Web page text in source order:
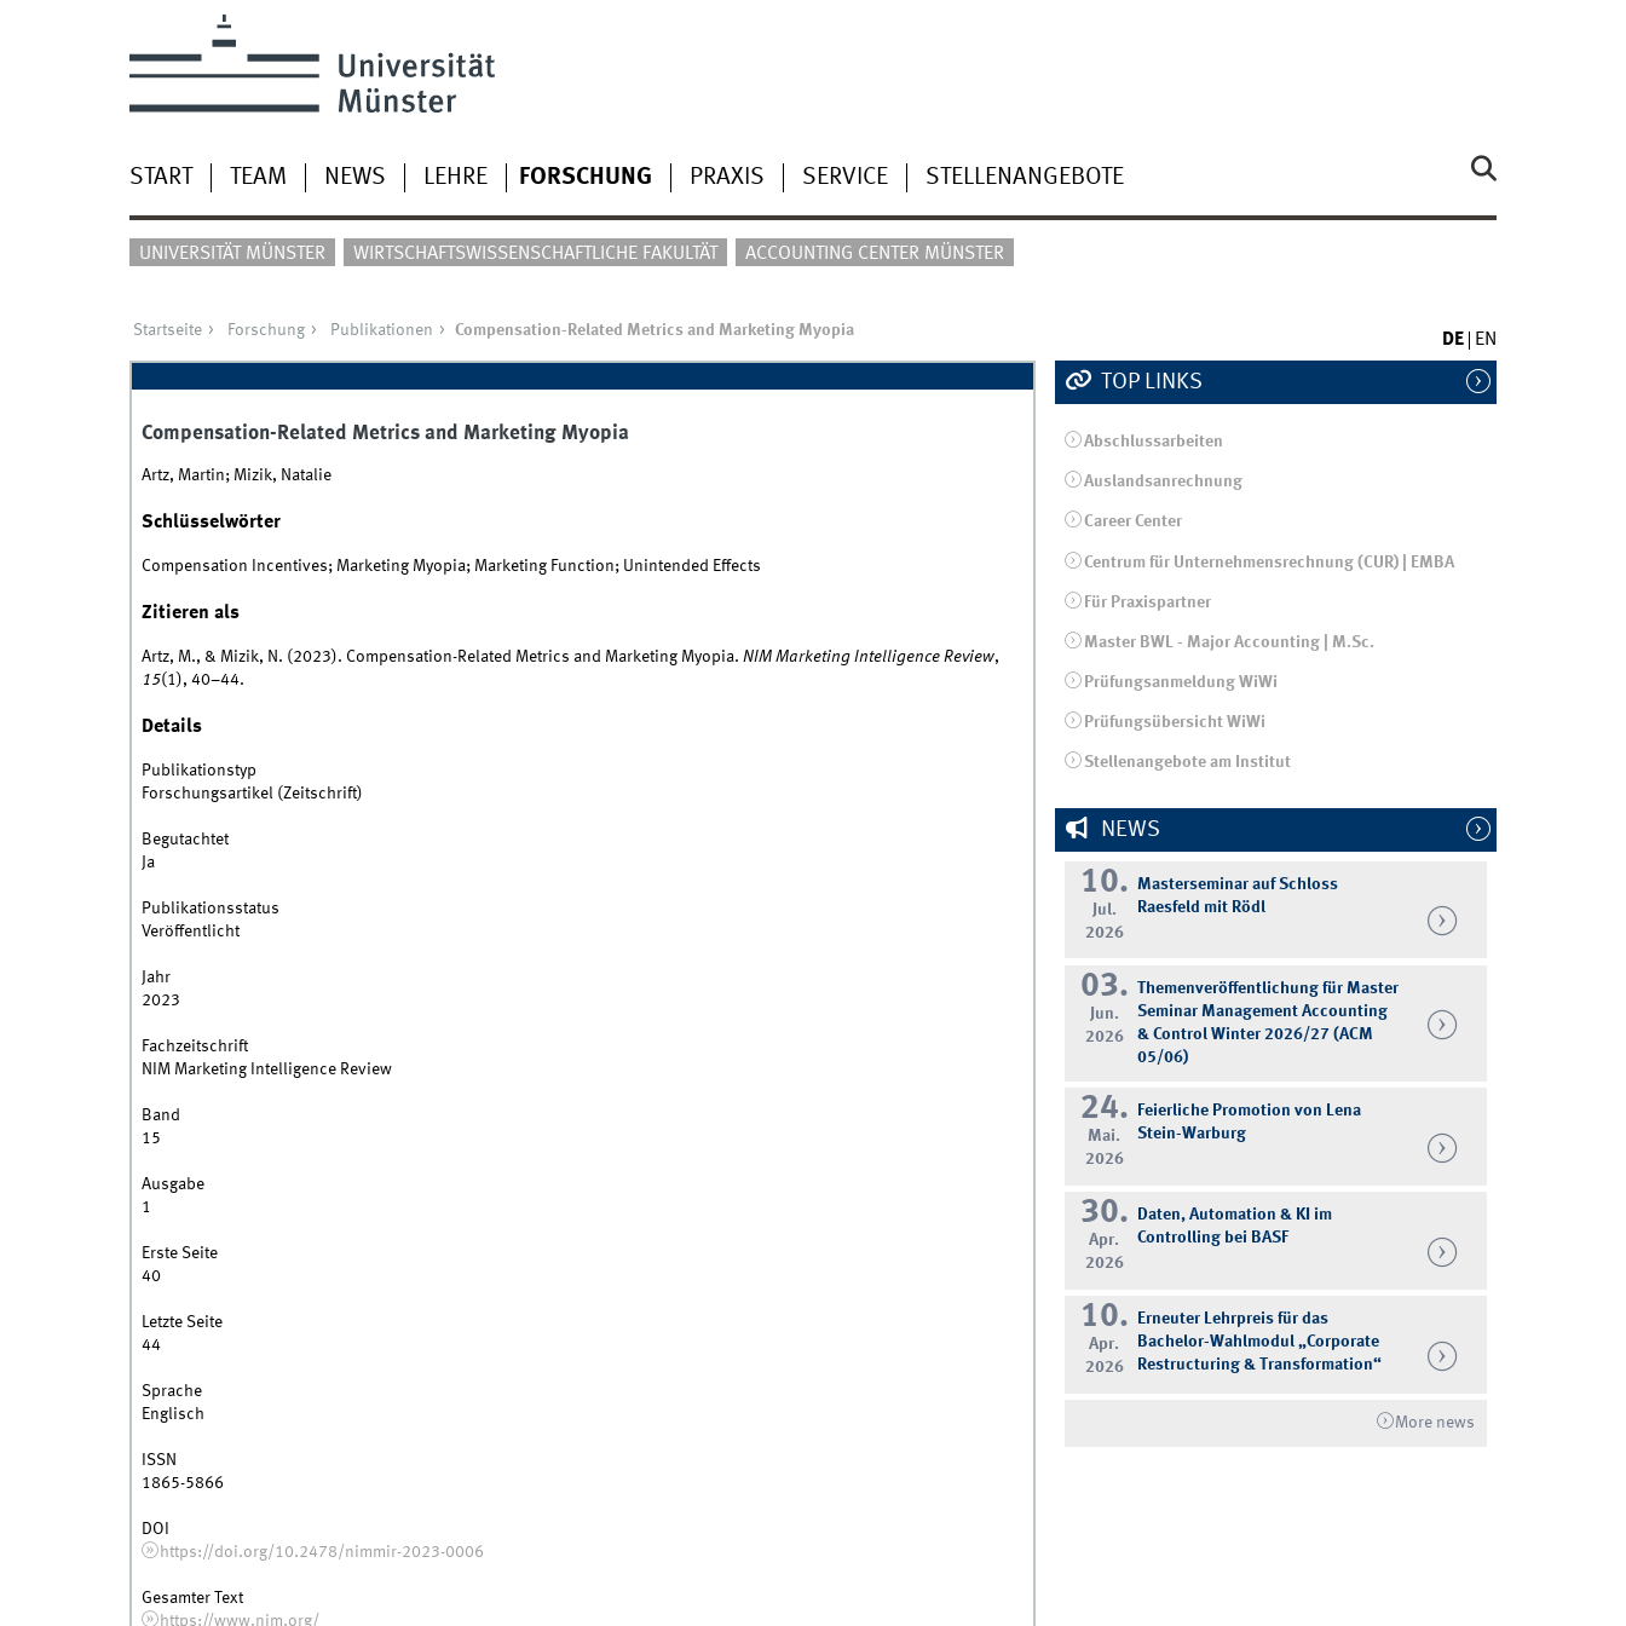
START TEAM NEWS LEHRE FORSCHUNG PRAXIS SERVICE STELLENANGEBOTE
UNIVERSITÄT MÜNSTER WIRTSCHAFTSWISSENSCHAFTLICHE FAKULTÄT ACCOUNTING CENTER MÜNSTER
DE EN
Startseite Forschung Publikationen Compensation-Related Metrics and Marketing Myopia
Compensation-Related Metrics and Marketing Myopia
Artz, Martin; Mizik, Natalie
Schlüsselwörter
Compensation Incentives; Marketing Myopia; Marketing Function; Unintended Effects
Zitieren als
Artz, M., & Mizik, N. (2023). Compensation-Related Metrics and Marketing Myopia. NIM Marketing Intelligence Review,
15(1), 40–44.
Details
Publikationstyp
Forschungsartikel (Zeitschrift)
Begutachtet
Ja
Publikationsstatus
Veröffentlicht
Jahr
2023
Fachzeitschrift
NIM Marketing Intelligence Review
Band
15
Ausgabe
1
Erste Seite
40
Letzte Seite
44
Sprache
Englisch
ISSN
1865-5866
DOI
https://doi.org/10.2478/nimmir-2023-0006
Gesamter Text
https://www.nim.org/
TOP LINKS
Abschlussarbeiten
Auslandsanrechnung
Career Center
Centrum für Unternehmensrechnung (CUR) | EMBA
Für Praxispartner
Master BWL - Major Accounting | M.Sc.
Prüfungsanmeldung WiWi
Prüfungsübersicht WiWi
Stellenangebote am Institut
NEWS
10.
Jul.
2026
Masterseminar auf Schloss
Raesfeld mit Rödl
03.
Jun.
2026
Themenveröffentlichung für Master
Seminar Management Accounting
& Control Winter 2026/27 (ACM
05/06)
24.
Mai.
2026
Feierliche Promotion von Lena
Stein-Warburg
30.
Apr.
2026
Daten, Automation & KI im
Controlling bei BASF
10.
Apr.
2026
Erneuter Lehrpreis für das
Bachelor-Wahlmodul „Corporate
Restructuring & Transformation“
More news